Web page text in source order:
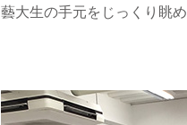
藝大生の手元をじっくり眺